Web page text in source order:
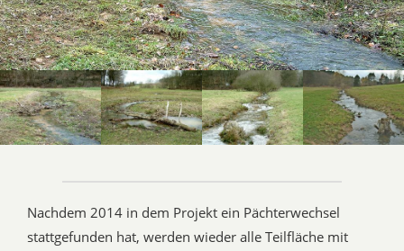
Nachdem 2014 in dem Projekt ein Pächterwechsel
stattgefunden hat, werden wieder alle Teilfläche mit